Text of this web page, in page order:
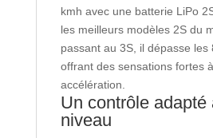
kmh avec une batterie LiPo
les meilleurs modèles 2S du
passant au 3S, il dépasse les
offrant des sensations fortes
accélération.
Un contrôle adapté
niveau